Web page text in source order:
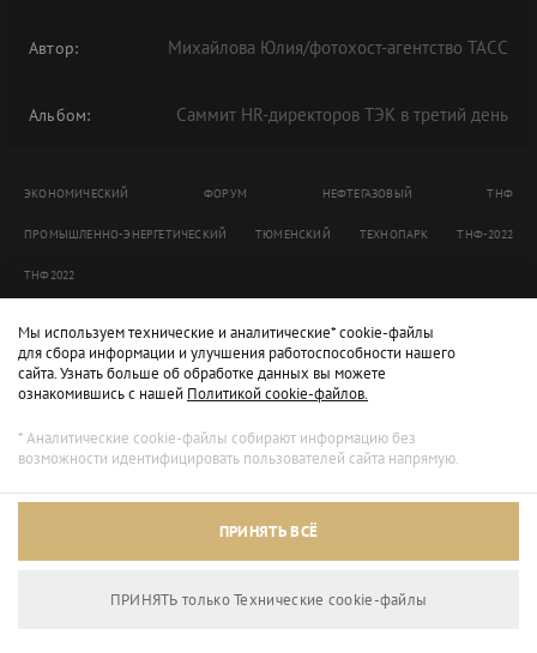
Автор: Михайлова Юлия/фотохост-агентство ТАСС
Альбом: Саммит HR-директоров ТЭК в третий день
ЭКОНОМИЧЕСКИЙ ФОРУМ НЕФТЕГАЗОВЫЙ ТНФ
ПРОМЫШЛЕННО-ЭНЕРГЕТИЧЕСКИЙ ТЮМЕНСКИЙ ТЕХНОПАРК ТНФ-2022
ТНФ2022
Мы используем технические и аналитические* cookie-файлы
для сбора информации и улучшения работоспособности нашего
сайта. Узнать больше об обработке данных вы можете
ознакомившись с нашей Политикой cookie-файлов.
* Аналитические cookie-файлы собирают информацию без
возможности идентифицировать пользователей сайта напрямую.
ПРИНЯТЬ ВСЁ
ПРИНЯТЬ только Технические сookie-файлы